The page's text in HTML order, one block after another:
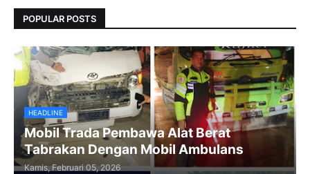
POPULAR POSTS
HEADLINE
Mobil Trada Pembawa Alat Berat
Tabrakan Dengan Mobil Ambulans
Kamis, Februari 05, 2026